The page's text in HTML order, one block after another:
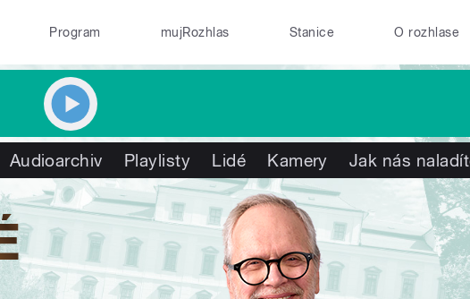
Program mujRozhlas Stanice O rozhlase
Audioarchiv Playlisty Lidé Kamery Jak nás